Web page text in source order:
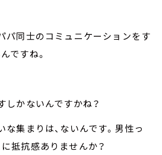
パ同士のコミュニケーションをす
ですね。
しかないんですかね？
な集まりは、ないんです。男性っ
抵抗感ありませんか？